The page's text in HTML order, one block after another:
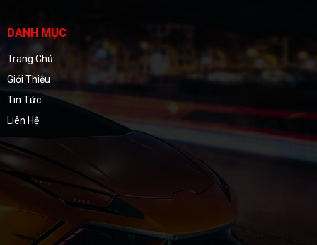
DANH MỤC
Trang Chủ
Giới Thiệu
Tin Tức
Liên Hệ